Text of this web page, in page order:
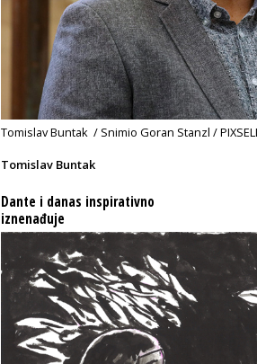
Tomislav Buntak / Snimio Goran Stanzl /
Tomislav Buntak
Dante i danas inspirativno
iznenađuje